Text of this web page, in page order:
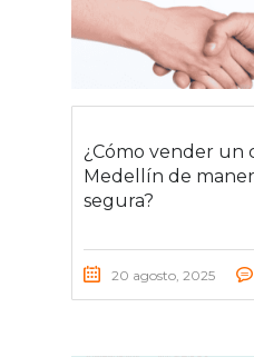
¿Cómo vender un
Medellín de
segura?
20 agosto, 2025